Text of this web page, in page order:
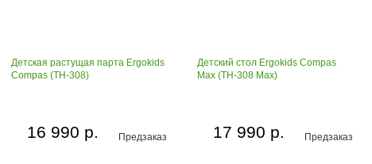
Детская растущая парта Ergokids
Compas (TH-308)
Предзаказ
16 990 р.
Детский стол Ergokids Compas
Max (TH-308 Max)
Предзаказ
17 990 р.